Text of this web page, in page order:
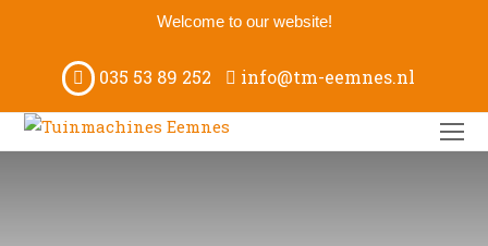
Welcome to our website!
035 53 89 252 info@tm-eemnes.nl